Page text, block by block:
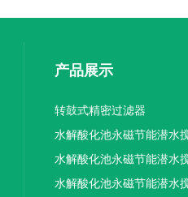
产品展示
转鼓式精密过滤器
水解酸化池永磁节能潜水
机厂家供应
水解酸化池永磁节能潜水
机厂家直销
水解酸化池永磁节能潜水